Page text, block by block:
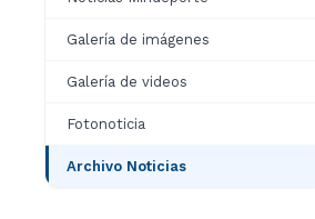
Galería de imágenes
Galería de videos
Fotonoticia
Archivo Noticias